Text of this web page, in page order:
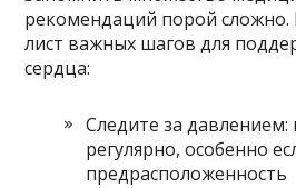
рекомендаций порой сложно.
лист важных шагов для
сердца:
Следите за давлением:
регулярно, особенно
предрасположенность